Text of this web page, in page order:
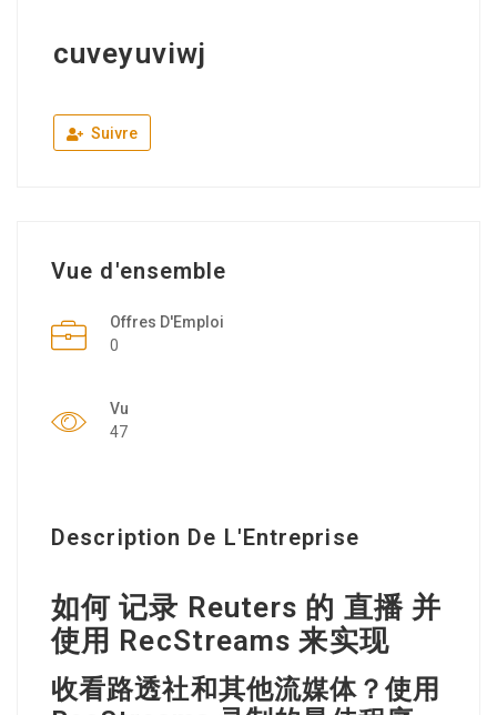
cuveyuviwj
Suivre
Vue d'ensemble
Offres D'Emploi
0
Vu
47
Description De L'Entreprise
如何 记录 Reuters 的 直播 并
使用 RecStreams 来实现
收看路透社和其他流媒体？使用